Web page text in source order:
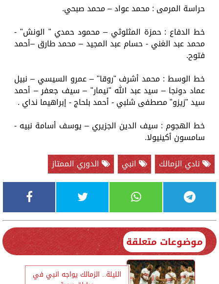
حراسة المرمى : محمد عواد – محمد صبحي.
خط الدفاع : حمزة المثلوثي – محمود حمدي " الونش" -
محمد عبد الغني - حسام عبد المجيد – محمد طارق –أحمد
فتوح.
خط الوسط : محمد أشرف "روقا" – عمرو السيسي – نبيل
عماد دونجا – سيد عبد الله "نيمار" – سيف جعفر – أحمد
سيد "زيزو" مصطفى شلبي - أحمد بلحاج - إبراهيما نداي .
خط الهجوم : سيف الدين الجزيري – يوسف أسامة نبيه -
سامسون أكينيولا.
نادي الزمالك
انبي الدوري الممتاز
موضوعات متعلقة
الليلة.. الزمالك يواجه انبي في